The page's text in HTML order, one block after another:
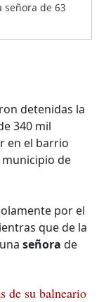
señora de 63
detenidas la
340 mil
en el barrio
municipio de
por el
que de la
señora de
de su balneario